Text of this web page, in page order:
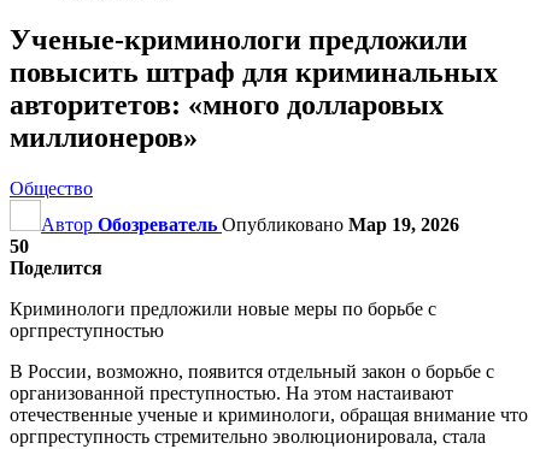
Ученые-криминологи предложили
повысить штраф для криминальных
авторитетов: «много долларовых
миллионеров»
Общество
Автор Обозреватель Опубликовано Мар 19, 2026
50
Поделится
Криминологи предложили новые меры по борьбе с
оргпреступностью
В России, возможно, появится отдельный закон о борьбе с
организованной преступностью. На этом настаивают
отечественные ученые и криминологи, обращая внимание что
оргпреступность стремительно эволюционировала, стала